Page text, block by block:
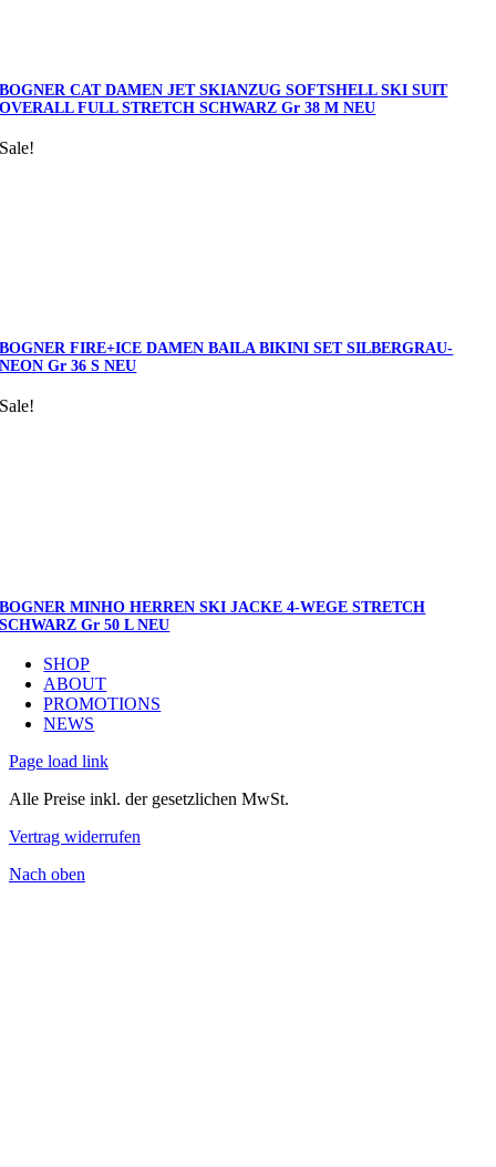
BOGNER CAT DAMEN JET SKIANZUG SOFTSHELL SKI SUIT
OVERALL FULL STRETCH SCHWARZ Gr 38 M NEU
Sale!
BOGNER FIRE+ICE DAMEN BAILA BIKINI SET SILBERGRAU-
NEON Gr 36 S NEU
Sale!
BOGNER MINHO HERREN SKI JACKE 4-WEGE STRETCH
SCHWARZ Gr 50 L NEU
SHOP
ABOUT
PROMOTIONS
NEWS
Page load link
Alle Preise inkl. der gesetzlichen MwSt.
Vertrag widerrufen
Nach oben